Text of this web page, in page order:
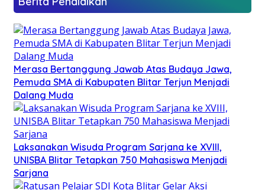
Merasa Bertanggung Jawab Atas Budaya Jawa,
Pemuda SMA di Kabupaten Blitar Terjun Menjadi
Dalang Muda
Laksanakan Wisuda Program Sarjana ke XVIII,
UNISBA Blitar Tetapkan 750 Mahasiswa Menjadi
Sarjana